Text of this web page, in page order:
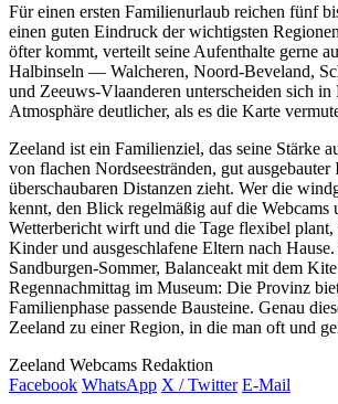
Für einen ersten Familienurlaub reichen fünf
einen guten Eindruck der wichtigsten
öfter kommt, verteilt seine Aufenthalte gerne
Halbinseln — Walcheren, Noord-Beveland,
und Zeeuws-Vlaanderen unterscheiden sich in
Atmosphäre deutlicher, als es die Karte
Zeeland ist ein Familienziel, das seine Stärke
von flachen Nordseestränden, gut
überschaubaren Distanzen zieht. Wer die
kennt, den Blick regelmäßig auf die Webcams
Wetterbericht wirft und die Tage flexibel plant,
Kinder und ausgeschlafene Eltern nach
Sandburgen-Sommer, Balanceakt mit dem
Regennachmittag im Museum: Die Provinz
Familienphase passende Bausteine. Genau
Zeeland zu einer Region, in die man oft und
Zeeland Webcams Redaktion
Facebook WhatsApp X / Twitter E-Mail